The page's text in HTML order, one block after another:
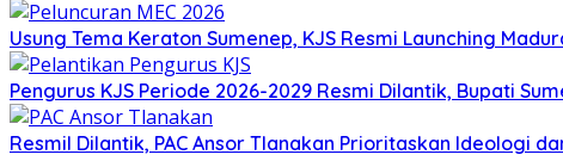
Usung Tema Keraton Sumenep, KJS Resmi Launching
Pengurus KJS Periode 2026-2029 Resmi Dilantik, Bupati
Resmil Dilantik, PAC Ansor Tlanakan Prioritaskan Ideologi